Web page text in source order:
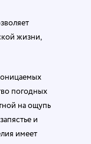
жизни,
погодных
на ощупь
и
имеет